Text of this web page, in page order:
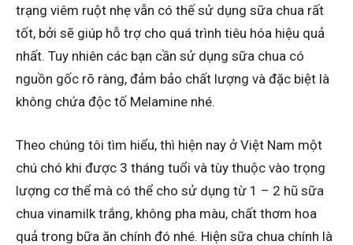
trạng viêm ruột nhẹ vẫn có thế sử dụng sữa chua rất
tốt, bởi sẽ giúp hỗ trợ cho quá trình tiêu hóa hiệu quả
nhất. Tuy nhiên các bạn cần sử dụng sữa chua có
nguồn gốc rõ ràng, đảm bảo chất lượng và đặc biệt là
không chứa độc tố Melamine nhé.
Theo chúng tôi tìm hiểu, thì hiện nay ở Việt Nam một
chú chó khi được 3 tháng tuổi và tùy thuộc vào trọng
lượng cơ thể mà có thể cho sử dụng từ 1 – 2 hũ sữa
chua vinamilk trắng, không pha màu, chất thơm hoa
quả trong bữa ăn chính đó nhé. Hiện sữa chua chính là